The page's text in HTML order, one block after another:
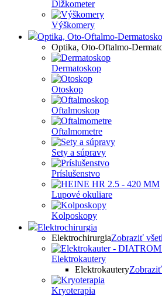
Dĺžkometer
Výškomery
Optika, Oto-Oftalmo-
Optika, Oto-Oftalmo-
Dermatoskop
Otoskop
Oftalmoskop
Oftalmometre
Sety a súpravy
Príslušenstvo
Lupové okuliare
Kolposkopy
Elektrochirurgia
ElektrochirurgiaZobraziť
Elektrokautery
Elektrokautery
Kryoterapia